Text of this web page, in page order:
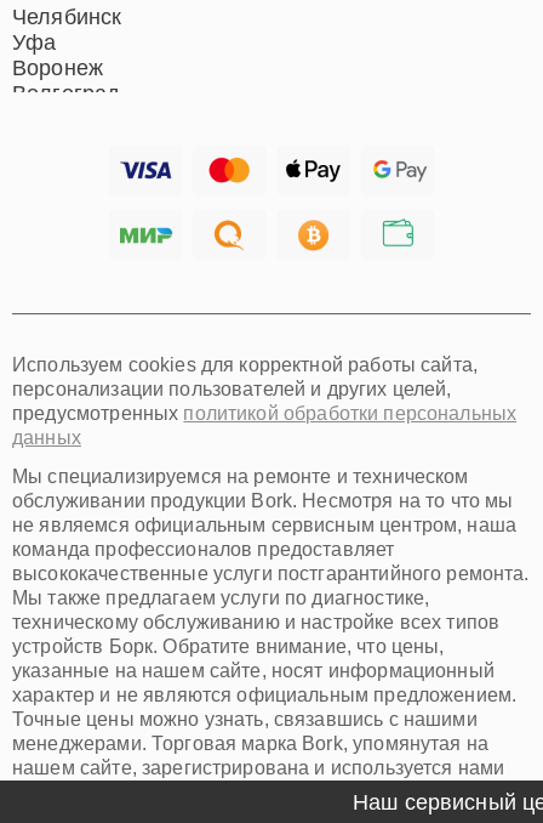
Наш сервисный
Челябинск
Уфа
Воронеж
Волгоград
Хабаровск
Иркутск
Омск
Красноярск
Пермь
Ульяновск
Киров
Архангельск
Астрахань
Белгород
Благовещенск
Брянск
Владивосток
Владикавказ
Владимир
Волжский
Вологда
Грозный
Иваново
Используем cookies для корректной работы сайта,
персонализации пользователей и других целей,
предусмотренных политикой обработки персональных
данных
Мы специализируемся на ремонте и техническом
обслуживании продукции Bork. Несмотря на то что мы
не являемся официальным сервисным центром, наша
команда профессионалов предоставляет
высококачественные услуги постгарантийного ремонта.
Мы также предлагаем услуги по диагностике,
техническому обслуживанию и настройке всех типов
устройств Борк. Обратите внимание, что цены,
указанные на нашем сайте, носят информационный
характер и не являются официальным предложением.
Точные цены можно узнать, связавшись с нашими
менеджерами. Торговая марка Bork, упомянутая на
нашем сайте, зарегистрирована и используется нами
исключительно для информационных целей.